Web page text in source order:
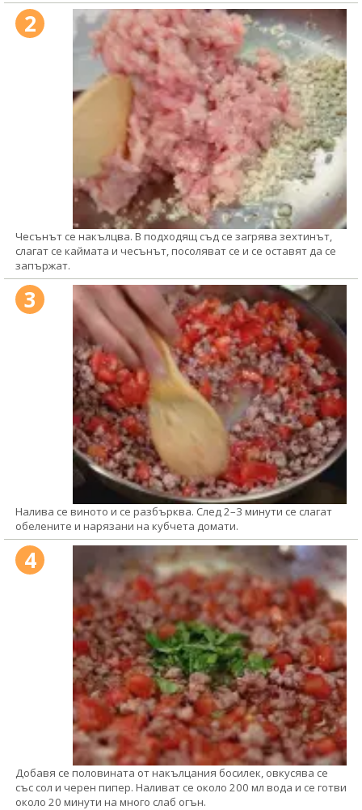
2
Чесънът се накълцва. В подходящ съд се загрява зехтинът,
слагат се каймата и чесънът, посоляват се и се оставят да се
запържат.
3
Налива се виното и се разбърква. След 2–3 минути се слагат
обелените и нарязани на кубчета домати.
4
Добавя се половината от накълцания босилек, овкусява се
със сол и черен пипер. Наливат се около 200 мл вода и се готви
около 20 минути на много слаб огън.